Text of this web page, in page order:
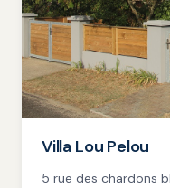
Villa Lou Pelou
5 rue des chardons